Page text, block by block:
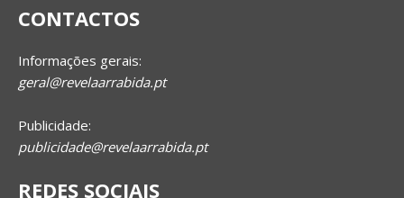
CONTACTOS
Informações gerais:
geral@revelaarrabida.pt
Publicidade:
publicidade@revelaarrabida.pt
REDES SOCIAIS